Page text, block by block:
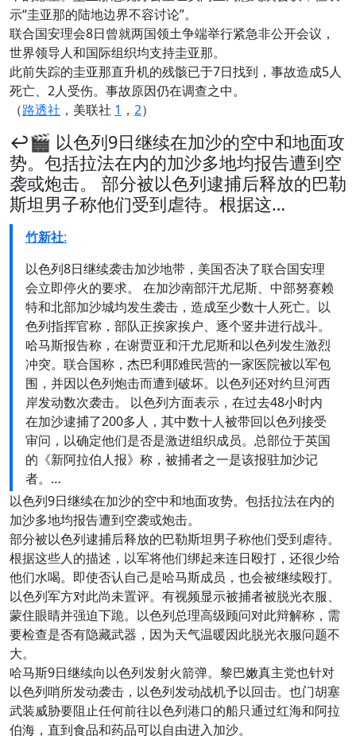
示“圭亚那的陆地边界不容讨论”。
联合国安理会8日曾就两国领土争端举行紧急非公开会议，
世界领导人和国际组织均支持圭亚那。
此前失踪的圭亚那直升机的残骸已于7日找到，事故造成5人
死亡、2人受伤。事故原因仍在调查之中。
（路透社 ，美联社 1 ， 2）
↩️🎬 以色列9日继续在加沙的空中和地面攻
势。包括拉法在内的加沙多地均报告遭到空
袭或炮击。 部分被以色列逮捕后释放的巴勒
斯坦男子称他们受到虐待。根据这…
竹新社:
以色列8日继续袭击加沙地带，美国否决了联合国安理
会立即停火的要求。 在加沙南部汗尤尼斯、中部努赛赖
特和北部加沙城均发生袭击，造成至少数十人死亡。以
色列指挥官称，部队正挨家挨户、逐个竖井进行战斗。
哈马斯报告称，在谢贾亚和汗尤尼斯和以色列发生激烈
冲突。联合国称，杰巴利耶难民营的一家医院被以军包
围，并因以色列炮击而遭到破坏。以色列还对约旦河西
岸发动数次袭击。 以色列方面表示，在过去48小时内
在加沙逮捕了200多人，其中数十人被带回以色列接受
审问，以确定他们是否是激进组织成员。总部位于英国
的《新阿拉伯人报》称，被捕者之一是该报驻加沙记
者。…
以色列9日继续在加沙的空中和地面攻势。包括拉法在内的
加沙多地均报告遭到空袭或炮击。
部分被以色列逮捕后释放的巴勒斯坦男子称他们受到虐待。
根据这些人的描述，以军将他们绑起来连日殴打，还很少给
他们水喝。即使否认自己是哈马斯成员，也会被继续殴打。
以色列军方对此尚未置评。有视频显示被捕者被脱光衣服、
蒙住眼睛并强迫下跪。以色列总理高级顾问对此辩解称，需
要检查是否有隐藏武器，因为天气温暖因此脱光衣服问题不
大。
哈马斯9日继续向以色列发射火箭弹。黎巴嫩真主党也针对
以色列哨所发动袭击，以色列发动战机予以回击。也门胡塞
武装威胁要阻止任何前往以色列港口的船只通过红海和阿拉
伯海，直到食品和药品可以自由进入加沙。